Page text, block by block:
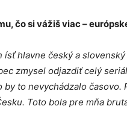
čo si vážiš viac –
ísť hlavne český a
zmysel odjazdiť celý
by to nevychádzalo
Toto bola pre mňa